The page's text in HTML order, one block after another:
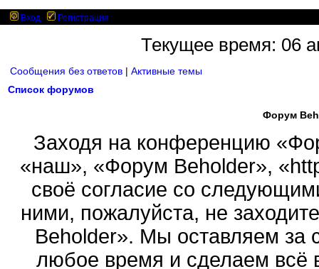
Вход Регистрация
Текущее время: 06
Сообщения без ответов | Активные темы
Список форумов
Форум
Заходя на конференцию
«наш», «Форум Beholder»,
своё согласие со
ними, пожалуйста, не
Beholder». Мы оставляем за
любое время и сделаем всё